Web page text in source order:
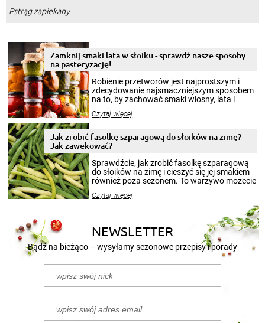
Pstrąg zapiekany
Zamknij smaki lata w słoiku - sprawdź nasze sposoby
na pasteryzację!
Robienie przetworów jest najprostszym i
zdecydowanie najsmaczniejszym sposobem
na to, by zachować smaki wiosny, lata i
krajobrazów, by cieszyć nimi oko w sezonie
pełni poczuć atmosferę cieplejszych
miesięcy. Przygotowanie słoików ze
patenty, które pozwolą zachować świeżość
przetworów.
Czytaj więcej
Jak zrobić fasolkę szparagową do słoików na zimę?
Jak zawekować?
Sprawdźcie, jak zrobić fasolkę szparagową
do słoików na zimę i cieszyć się jej smakiem
również poza sezonem. To warzywo możecie
nasze propozycje!
Czytaj więcej
NEWSLETTER
Bądź na bieżąco – wysyłamy sezonowe przepisy i porady